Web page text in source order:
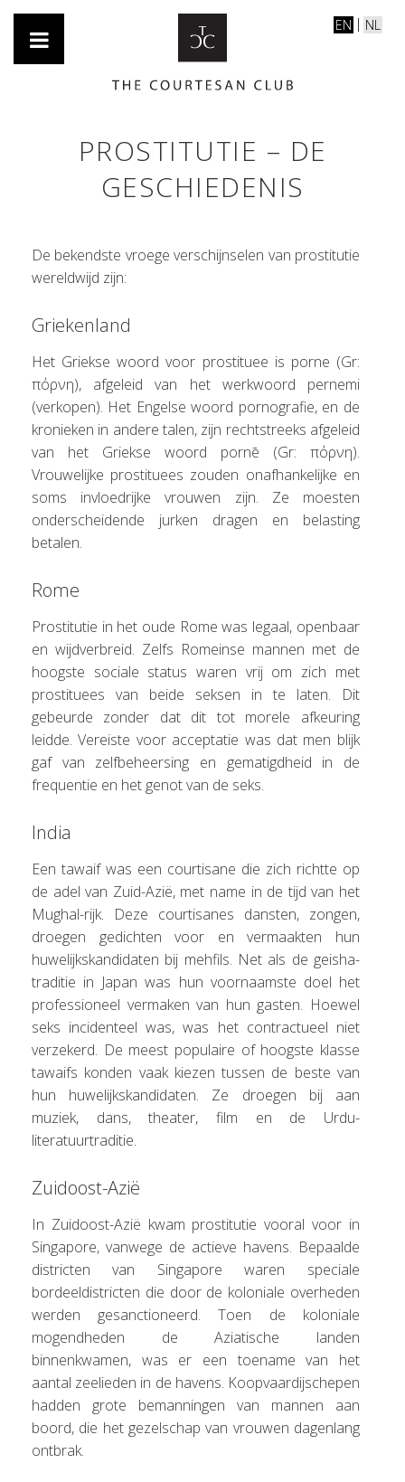
EN NL
PROSTITUTIE – DE
GESCHIEDENIS
De bekendste vroege verschijnselen van prostitutie
wereldwijd zijn:
Griekenland
Het Griekse woord voor prostituee is porne (Gr:
πόρνη), afgeleid van het werkwoord pernemi
(verkopen). Het Engelse woord pornografie, en de
kronieken in andere talen, zijn rechtstreeks afgeleid
van het Griekse woord pornē (Gr: πόρνη).
Vrouwelijke prostituees zouden onafhankelijke en
soms invloedrijke vrouwen zijn. Ze moesten
onderscheidende jurken dragen en belasting
betalen.
Rome
Prostitutie in het oude Rome was legaal, openbaar
en wijdverbreid. Zelfs Romeinse mannen met de
hoogste sociale status waren vrij om zich met
prostituees van beide seksen in te laten. Dit
gebeurde zonder dat dit tot morele afkeuring
leidde. Vereiste voor acceptatie was dat men blijk
gaf van zelfbeheersing en gematigdheid in de
frequentie en het genot van de seks.
India
Een tawaif was een courtisane die zich richtte op
de adel van Zuid-Azië, met name in de tijd van het
Mughal-rijk. Deze courtisanes dansten, zongen,
droegen gedichten voor en vermaakten hun
huwelijkskandidaten bij mehfils. Net als de geisha-
traditie in Japan was hun voornaamste doel het
professioneel vermaken van hun gasten. Hoewel
seks incidenteel was, was het contractueel niet
verzekerd. De meest populaire of hoogste klasse
tawaifs konden vaak kiezen tussen de beste van
hun huwelijkskandidaten. Ze droegen bij aan
muziek, dans, theater, film en de Urdu-
literatuurtraditie.
Zuidoost-Azië
In Zuidoost-Azië kwam prostitutie vooral voor in
Singapore, vanwege de actieve havens. Bepaalde
districten van Singapore waren speciale
bordeeldistricten die door de koloniale overheden
werden gesanctioneerd. Toen de koloniale
mogendheden de Aziatische landen
binnenkwamen, was er een toename van het
aantal zeelieden in de havens. Koopvaardijschepen
hadden grote bemanningen van mannen aan
boord, die het gezelschap van vrouwen dagenlang
ontbrak.